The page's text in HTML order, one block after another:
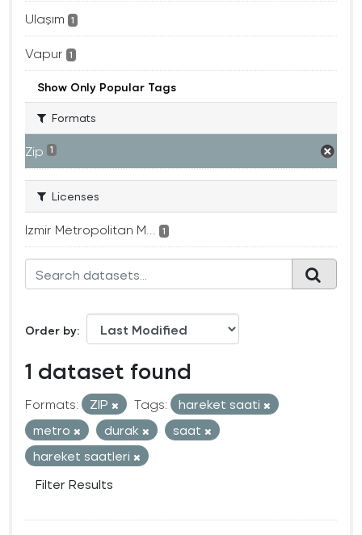
Ulaşım 1
Vapur 1
Show Only Popular Tags
Formats
Zip 1
Licenses
Izmir Metropolitan M... 1
Order by
1 dataset found
Formats: ZIP Tags:
hareket saati
metro
durak
saat
hareket saatleri
Filter Results